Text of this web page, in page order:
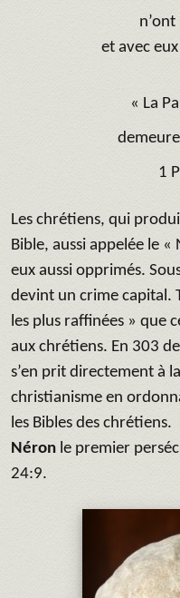
et avec
« La
1
Les chrétiens, qui
Bible, aussi appelée le
eux aussi opprimés.
devint un crime capital.
les plus raffinées » que
aux chrétiens. En 303
s’en prit directement à
christianisme en
les Bibles des chrétiens.
Néron le premier
24:9.